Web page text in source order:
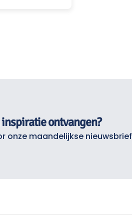
ontvangen?
onze maandelijkse nieuwsbrief